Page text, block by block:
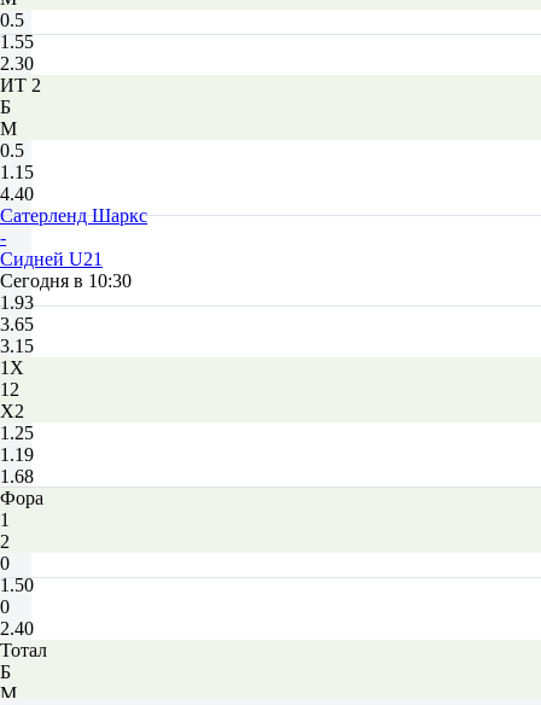
0.5
1.55
2.30
ИТ 2
Б
М
0.5
1.15
4.40
Сатерленд Шаркс
-
Сидней U21
Сегодня в 10:30
1.93
3.65
3.15
1X
12
X2
1.25
1.19
1.68
Фора
1
2
0
1.50
0
2.40
Тотал
Б
М